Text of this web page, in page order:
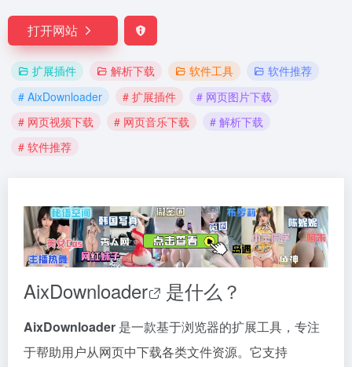
打开网站
扩展插件 解析下载 软件工具
软件推荐
# AixDownloader
# 扩展插件
# 网页图片下载
# 网页视频下载
# 网页音乐下载
# 解析下载
# 软件推荐
AixDownloader 是什么？
AixDownloader 是一款基于浏览器的扩展工具，专注
于帮助用户从网页中下载各类文件资源。它支持